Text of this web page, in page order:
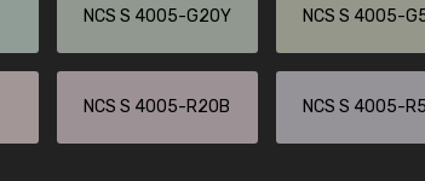
NCS S 4005-G20Y NCS S 4005-
NCS S 4005-R20B NCS S 4005-